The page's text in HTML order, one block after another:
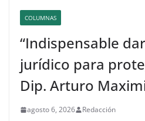
COLUMNAS
“Indispensable
jurídico para
Dip. Arturo
agosto 6, 2026 Redacción